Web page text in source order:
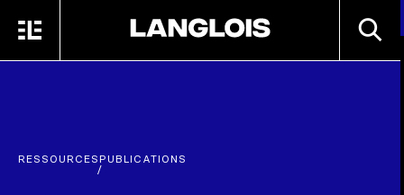
MENU
RESSOURCES
/
PUBLICATIONS